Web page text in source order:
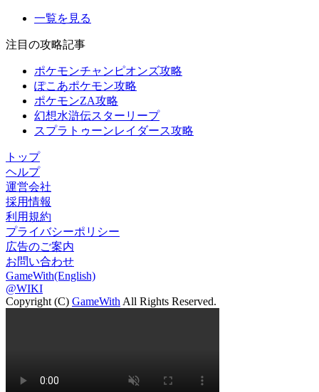
一覧を見る
注目の攻略記事
ポケモンチャンピオンズ攻略
ぽこあポケモン攻略
ポケモンZA攻略
幻想水滸伝スターリープ
スプラトゥーンレイダース攻略
トップ
ヘルプ
運営会社
採用情報
利用規約
プライバシーポリシー
広告のご案内
お問い合わせ
GameWith(English)
@WIKI
Copyright (C) GameWith All Rights Reserved.